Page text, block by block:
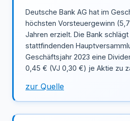
Deutsche Bank AG hat im
höchsten Vorsteuergewinn
Jahren erzielt. Die Bank
stattfindenden
Geschäftsjahr 2023 eine
0,45 € (VJ 0,30 €) je Aktie zu
zur Quelle